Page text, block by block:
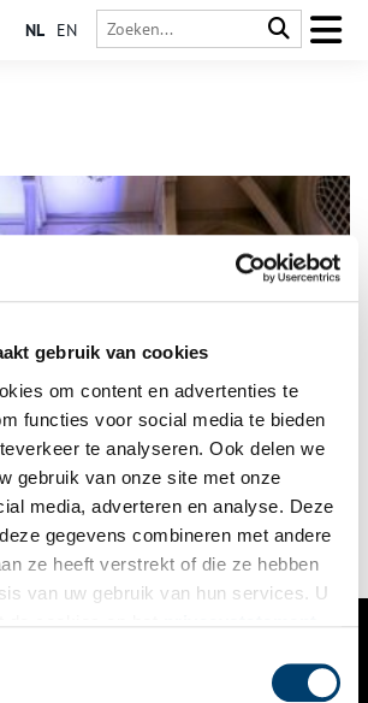
gebruik van cookies
om content en advertenties te
functies voor social media te bieden
te analyseren. Ook delen we
gebruik van onze site met onze
media, adverteren en analyse. Deze
gegevens combineren met andere
ze heeft verstrekt of die ze hebben
van uw gebruik van hun services. U
NL EN
het 70-jarig jubileum stelt Stadsherstel
monument open binnen haar werkgebied:
rondom Amsterdam, waar de
in 36 plaatsen met het redden, restaureren
erfgoed.